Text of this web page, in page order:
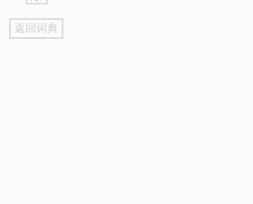
go
top
返回词典